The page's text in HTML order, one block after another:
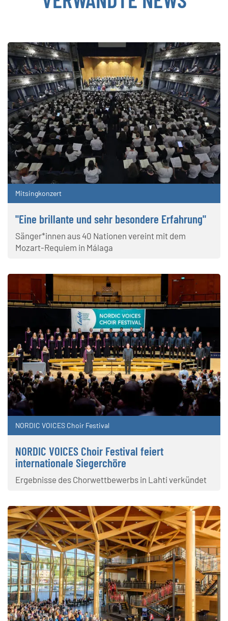
Mitsingkonzert
"Eine brillante und sehr besondere Erfahrung"
Sänger*innen aus 40 Nationen vereint mit dem
Mozart-Requiem in Málaga
NORDIC VOICES Choir Festival
NORDIC VOICES Choir Festival feiert
internationale Siegerchöre
Ergebnisse des Chorwettbewerbs in Lahti verkündet